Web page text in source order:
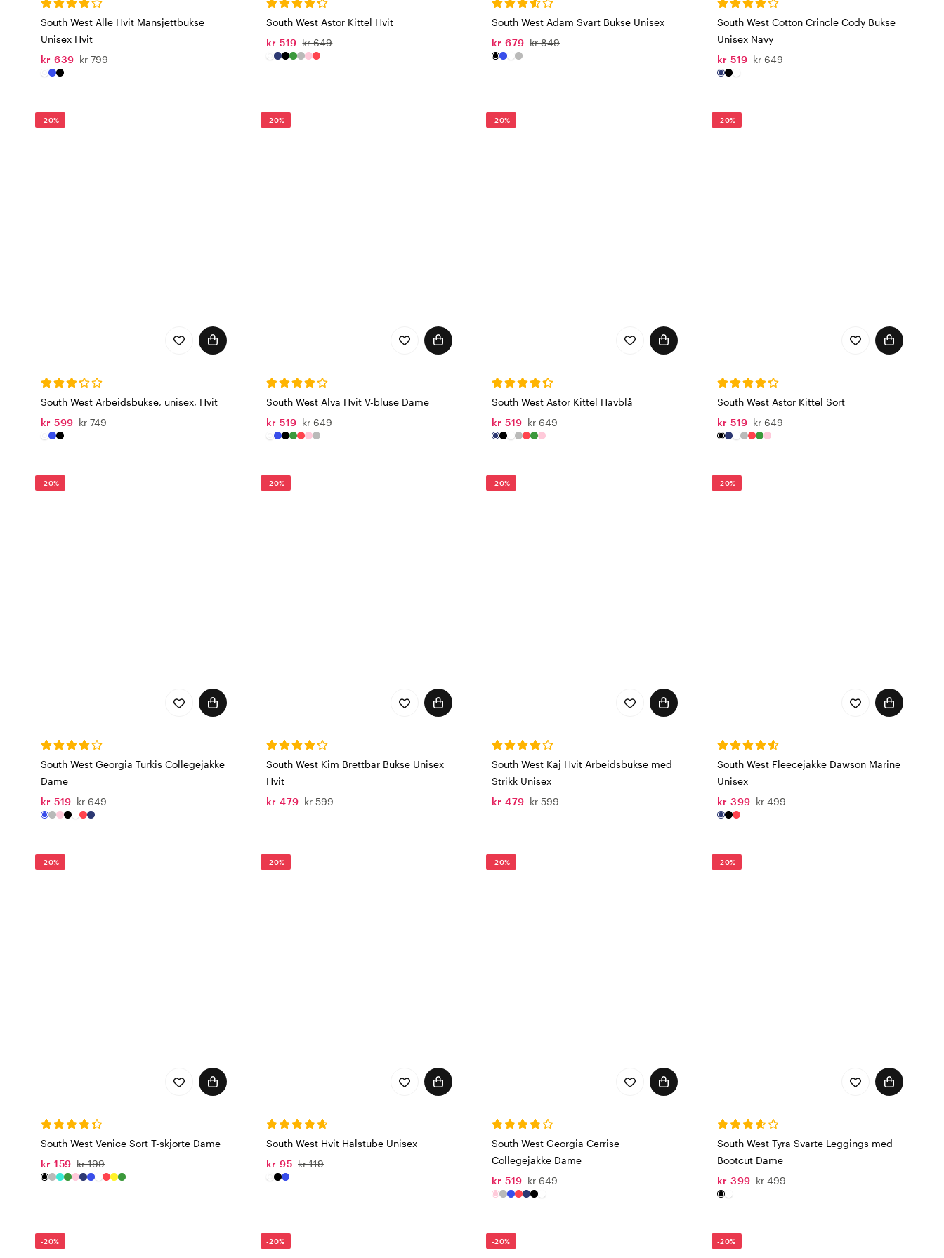
South West Alle Hvit Mansjettbukse
Unisex Hvit
kr 639 kr 799
South West Astor Kittel Hvit
kr 519 kr 649
South West Adam Svart Bukse Unisex
kr 679 kr 849
South West Cotton Crincle Cody Bukse
Unisex Navy
kr 519 kr 649
-20%
South West Arbeidsbukse, unisex, Hvit
kr 599 kr 749
-20%
South West Alva Hvit V-bluse Dame
kr 519 kr 649
-20%
South West Astor Kittel Havblå
kr 519 kr 649
-20%
South West Astor Kittel Sort
kr 519 kr 649
-20%
South West Georgia Turkis Collegejakke
Dame
kr 519 kr 649
-20%
South West Kim Brettbar Bukse Unisex
Hvit
kr 479 kr 599
-20%
South West Kaj Hvit Arbeidsbukse med
Strikk Unisex
kr 479 kr 599
-20%
South West Fleecejakke Dawson Marine
Unisex
kr 399 kr 499
-20%
South West Venice Sort T-skjorte Dame
kr 159 kr 199
-20%
South West Hvit Halstube Unisex
kr 95 kr 119
-20%
South West Georgia Cerrise
Collegejakke Dame
kr 519 kr 649
-20%
South West Tyra Svarte Leggings med
Bootcut Dame
kr 399 kr 499
-20% -20% -20% -20%